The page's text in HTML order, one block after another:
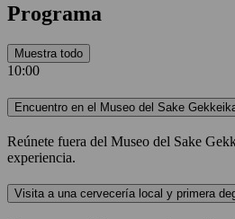
Programa
Muestra todo
10:00
Encuentro en el Museo del Sake
Reúnete fuera del Museo del Sake
experiencia.
Visita a una cervecería local y primera